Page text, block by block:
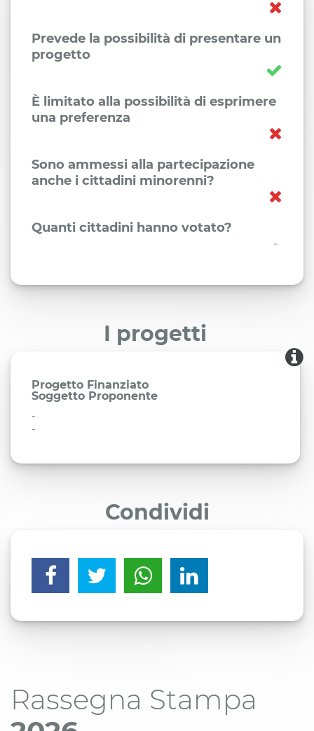
Prevede la possibilità di presentare un
progetto
È limitato alla possibilità di esprimere
una preferenza
Sono ammessi alla partecipazione
anche i cittadini minorenni?
Quanti cittadini hanno votato?
-
I progetti
Progetto Finanziato
Soggetto Proponente
-
-
Condividi
Rassegna Stampa